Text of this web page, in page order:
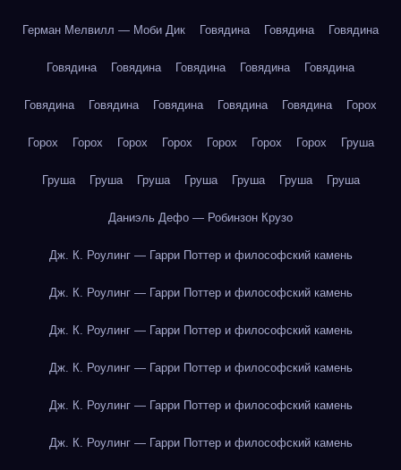
Герман Мелвилл — Моби Дик Говядина Говядина Говядина
Говядина Говядина Говядина Говядина Говядина
Говядина Говядина Говядина Говядина Говядина Горох
Горох Горох Горох Горох Горох Горох Горох Груша
Груша Груша Груша Груша Груша Груша Груша
Даниэль Дефо — Робинзон Крузо
Дж. К. Роулинг — Гарри Поттер и философский камень
Дж. К. Роулинг — Гарри Поттер и философский камень
Дж. К. Роулинг — Гарри Поттер и философский камень
Дж. К. Роулинг — Гарри Поттер и философский камень
Дж. К. Роулинг — Гарри Поттер и философский камень
Дж. К. Роулинг — Гарри Поттер и философский камень